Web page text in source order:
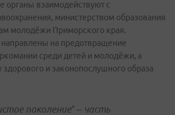
органы взаимодействуют с
министерством образования
молодёжи Приморского края.
на предотвращение
среди детей и молодёжи, а
здорового и законопослушного образа
поколение” – часть